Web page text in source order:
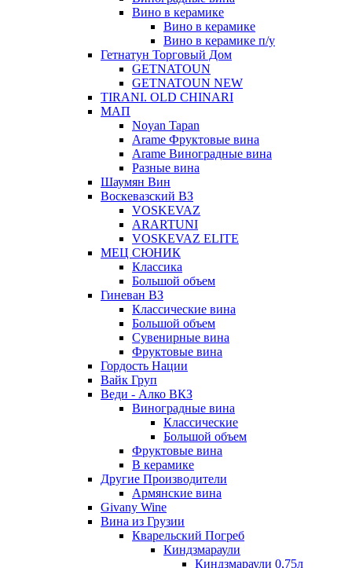
Вино в керамике
Вино в керамике
Вино в керамике п/у
Гетнатун Торговый Дом
GETNATOUN
GETNATOUN NEW
TIRANI. OLD CHINARI
МАП
Noyan Tapan
Arame Фруктовые вина
Arame Виноградные вина
Разные вина
Шаумян Вин
Воскевазский ВЗ
VOSKEVAZ
ARARTUNI
VOSKEVAZ ELITE
МЕЦ СЮНИК
Классика
Большой объем
Гиневан ВЗ
Классические вина
Большой объем
Сувенирные вина
Фруктовые вина
Гордость Нации
Вайк Груп
Веди - Алко ВКЗ
Виноградные вина
Классические
Большой объем
Фруктовые вина
В керамике
Другие Производители
Армянские вина
Givany Wine
Вина из Грузии
Кварельский Погреб
Киндзмараули
Киндзмараули 0,75л